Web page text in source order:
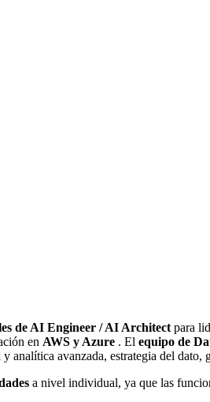
de AI Engineer / AI Architect para
en AWS y Azure . El equipo de
analítica avanzada, estrategia del
a nivel individual, ya que las